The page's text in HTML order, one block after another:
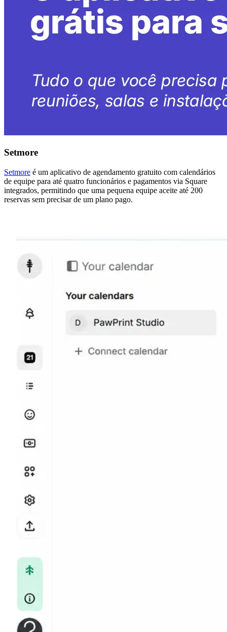
Setmore
Setmore é um aplicativo de agendamento gratuito com calendários
de equipe para até quatro funcionários e pagamentos via Square
integrados, permitindo que uma pequena equipe aceite até 200
reservas sem precisar de um plano pago.